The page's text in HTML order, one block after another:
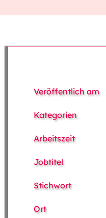
Veröffentlich am
Kategorien
Arbeitszeit
Jobtitel
Stichwort
Ort